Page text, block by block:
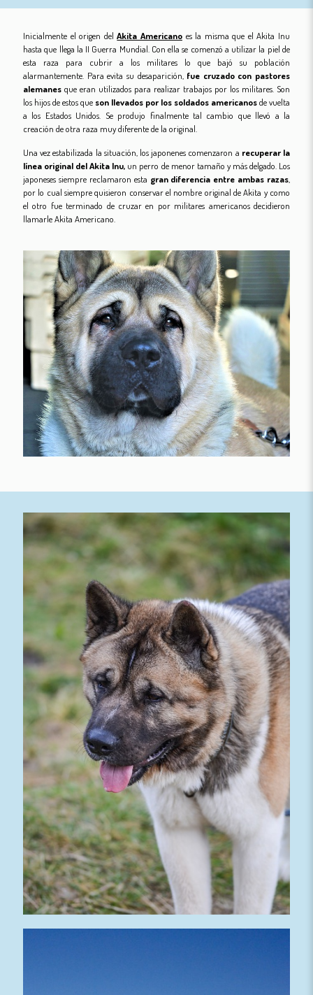
Inicialmente el origen delAkita Americanoes la misma que el Akita Inu
hasta que llega la II Guerra Mundial. Con ella se comenzó a utilizar la piel de
esta raza para cubrir a los militares lo que bajó su población
alarmantemente. Para evita su desaparición, fue cruzado con pastores
alemanes que eran utilizados para realizar trabajos por los militares. Son
los hijos de estos que son llevados por los soldados americanosde vuelta
a los Estados Unidos. Se produjo finalmente tal cambio que llevó a la
creación de otra raza muy diferente de la original.
Una vez estabilizada la situación, los japonenes comenzaron a recuperar la
línea original del Akita Inu, un perro de menor tamaño y más delgado. Los
japoneses siempre reclamaron esta gran diferencia entre ambas razas
por lo cual siempre quisieron conservar el nombre original de Akita y como
el otro fue terminado de cruzar en por militares americanos decidieron
llamarle Akita Americano.